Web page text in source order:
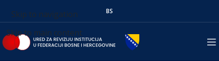
Skip to navigation
Skip to main content
BS